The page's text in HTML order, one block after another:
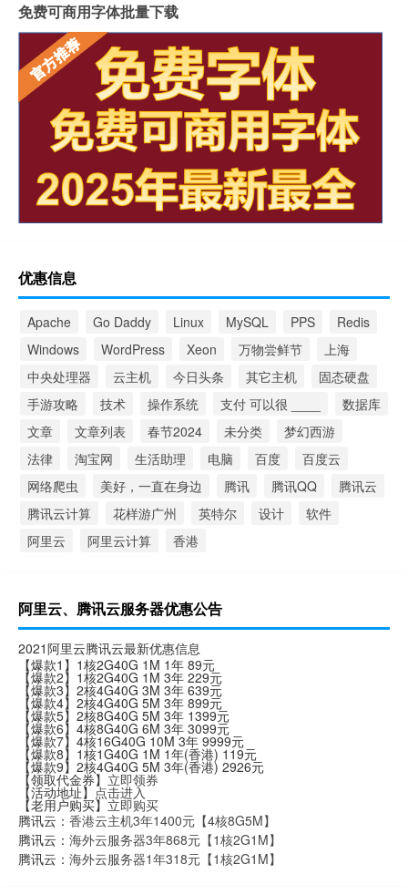
免费可商用字体批量下载
优惠信息
Apache Go Daddy Linux MySQL PPS
Redis
Windows
WordPress Xeon 万物尝鲜节
上海
中央处理器
云主机 今日头条 其它主机
固态硬盘
手游攻略
技术 操作系统 支付 可以很 ____
数据库
文章
文章列表 春节2024 未分类
梦幻西游
法律
淘宝网 生活助理 电脑 百度
百度云
网络爬虫
美好，一直在身边 腾讯 腾讯QQ
腾讯云
腾讯云计算
花样游广州 英特尔 设计
软件
阿里云
阿里云计算 香港
阿里云、腾讯云服务器优惠公告
2021阿里云腾讯云最新优惠信息
【爆款1】1核2G40G 1M 1年 89元
【爆款2】1核2G40G 1M 3年 229元
【爆款3】2核4G40G 3M 3年 639元
【爆款4】2核4G40G 5M 3年 899元
【爆款5】2核8G40G 5M 3年 1399元
【爆款6】4核8G40G 6M 3年 3099元
【爆款7】4核16G40G 10M 3年 9999元
【爆款8】1核1G40G 1M 1年(香港) 119元
【爆款9】2核4G40G 5M 3年(香港) 2926元
【领取代金券】 立即领券
【活动地址】 点击进入
【老用户购买】立即购买
腾讯云： 香港云主机3年1400元【4核8G5M】
腾讯云： 海外云服务器3年868元【1核2G1M】
腾讯云： 海外云服务器1年318元【1核2G1M】